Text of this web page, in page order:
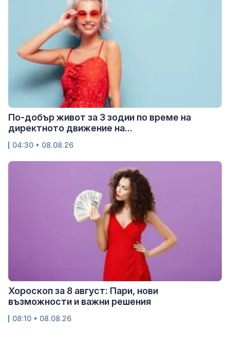
По-добър живот за 3 зодии по време на
директното движение на...
04:30 • 08.08.26
Хороскоп за 8 август: Пари, нови
възможности и важни решения
08:10 • 08.08.26